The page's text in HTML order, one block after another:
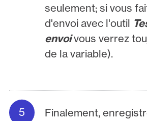
seulement; si vous
d'envoi avec l'outil
envoivous verrez
de la variable).
Finalement,